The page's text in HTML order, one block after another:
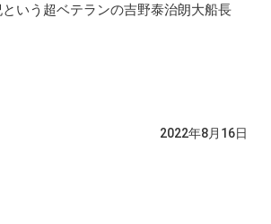
いう超ベテランの吉野泰治朗大船長
2022年8月16日